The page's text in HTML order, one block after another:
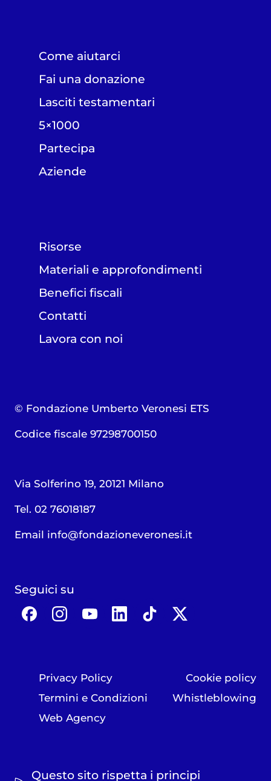
Come aiutarci
Fai una donazione
Lasciti testamentari
5×1000
Partecipa
Aziende
Risorse
Materiali e approfondimenti
Benefici fiscali
Contatti
Lavora con noi
© Fondazione Umberto Veronesi ETS
Codice fiscale 97298700150
Via Solferino 19, 20121 Milano
Tel. 02 76018187
Email info@fondazioneveronesi.it
Seguici su
Privacy Policy
Cookie policy
Termini e Condizioni
Whistleblowing
Web Agency
Questo sito rispetta i principi